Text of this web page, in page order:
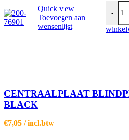
Quick view
Toevoegen aan
wensenlijst
-
CENTRAALPLAAT
BLACK
€7,05 / incl.btw